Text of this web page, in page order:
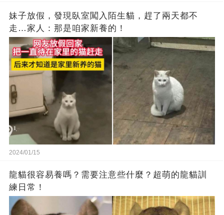
妹子放假，發現臥室闖入陌生貓，趕了兩天都不
走…家人：那是咱家新養的！
2024/01/15
龍貓很容易養嗎？需要注意些什麼？超萌的龍貓訓
練日常！